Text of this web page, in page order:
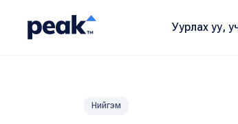
Уурлах уу,
Нийгэм